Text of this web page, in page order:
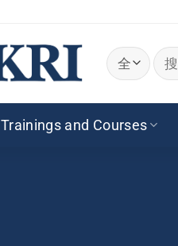
搜
索：
Trainings and Courses